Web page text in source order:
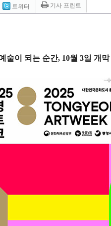
트위터 기사 프린트
술이 되는 순간, 10월 3일 개막